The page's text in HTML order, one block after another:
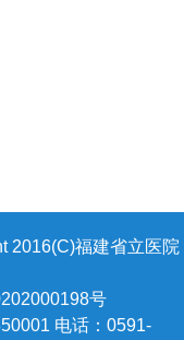
2016(C)福建省立医院
号
电话：0591-